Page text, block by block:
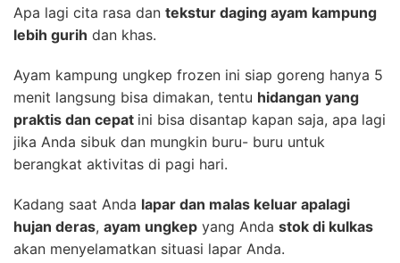
Apa lagi cita rasa dan tekstur daging ayam kampung
lebih gurih dan khas.
Ayam kampung ungkep frozen ini siap goreng hanya 5
menit langsung bisa dimakan, tentu hidangan yang
praktis dan cepat ini bisa disantap kapan saja, apa lagi
jika Anda sibuk dan mungkin buru- buru untuk
berangkat aktivitas di pagi hari.
Kadang saat Anda lapar dan malas keluar apalagi
hujan deras, ayam ungkep yang Anda stok di kulkas
akan menyelamatkan situasi lapar Anda.